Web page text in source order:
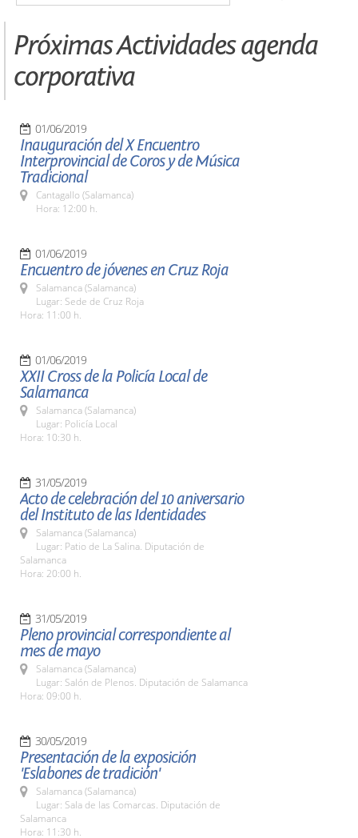
Próximas Actividades agenda
corporativa
01/06/2019
Inauguración del X Encuentro
Interprovincial de Coros y de Música
Tradicional
Cantagallo (Salamanca)
Hora: 12:00 h.
01/06/2019
Encuentro de jóvenes en Cruz Roja
Salamanca (Salamanca)
Lugar: Sede de Cruz Roja
Hora: 11:00 h.
01/06/2019
XXII Cross de la Policía Local de
Salamanca
Salamanca (Salamanca)
Lugar: Policía Local
Hora: 10:30 h.
31/05/2019
Acto de celebración del 10 aniversario
del Instituto de las Identidades
Salamanca (Salamanca)
Lugar: Patio de La Salina. Diputación de
Salamanca
Hora: 20:00 h.
31/05/2019
Pleno provincial correspondiente al
mes de mayo
Salamanca (Salamanca)
Lugar: Salón de Plenos. Diputación de Salamanca
Hora: 09:00 h.
30/05/2019
Presentación de la exposición
'Eslabones de tradición'
Salamanca (Salamanca)
Lugar: Sala de las Comarcas. Diputación de
Salamanca
Hora: 11:30 h.